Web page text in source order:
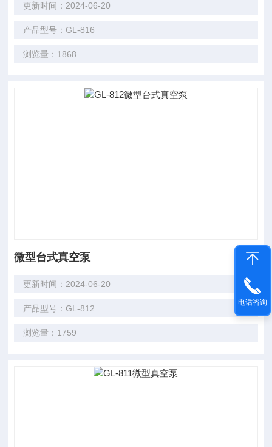
更新时间：2024-06-20
产品型号：GL-816
浏览量：1868
微型台式真空泵
更新时间：2024-06-20
产品型号：GL-812
浏览量：1759
电话咨询